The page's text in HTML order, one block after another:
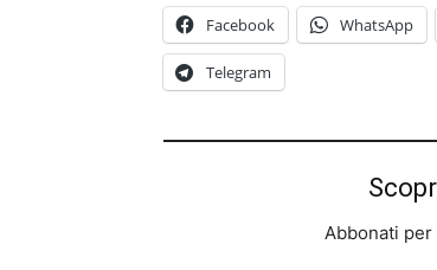
Facebook WhatsApp
Telegram
Abbonati